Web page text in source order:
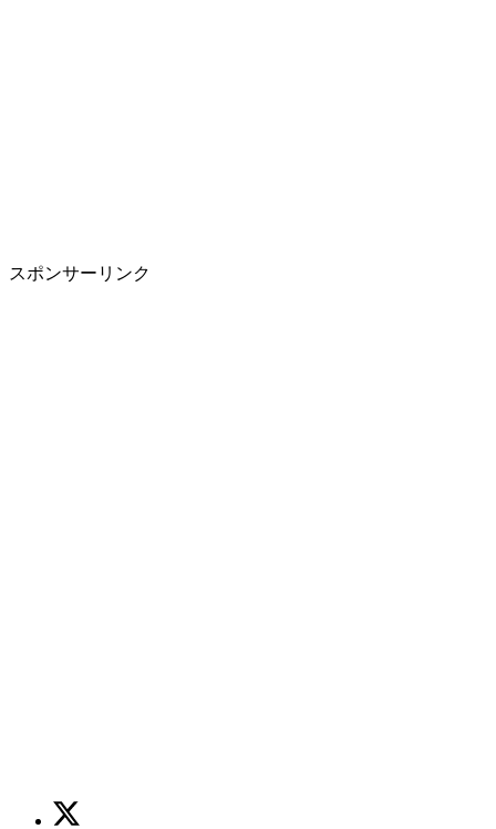
スポンサーリンク